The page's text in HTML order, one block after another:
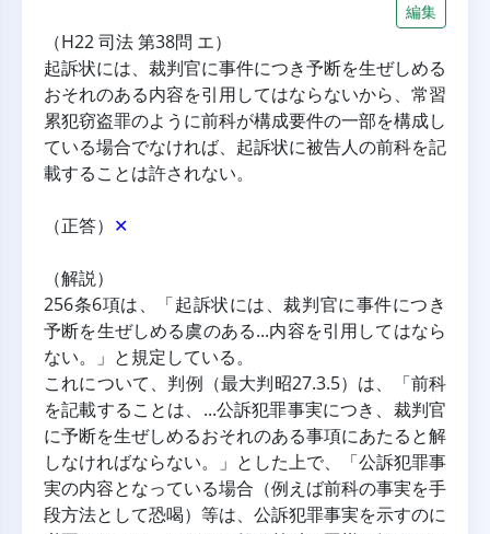
編集
（H22 司法 第38問 エ）
起訴状には、裁判官に事件につき予断を生ぜしめる
おそれのある内容を引用してはならないから、常習
累犯窃盗罪のように前科が構成要件の一部を構成し
ている場合でなければ、起訴状に被告人の前科を記
載することは許されない。
（正答） ✕
（解説）
256条6項は、「起訴状には、裁判官に事件につき
予断を生ぜしめる虞のある...内容を引用してはなら
ない。」と規定している。
これについて、判例（最大判昭27.3.5）は、「前科
を記載することは、...公訴犯罪事実につき、裁判官
に予断を生ぜしめるおそれのある事項にあたると解
しなければならない。」とした上で、「公訴犯罪事
実の内容となっている場合（例えば前科の事実を手
段方法として恐喝）等は、公訴犯罪事実を示すのに